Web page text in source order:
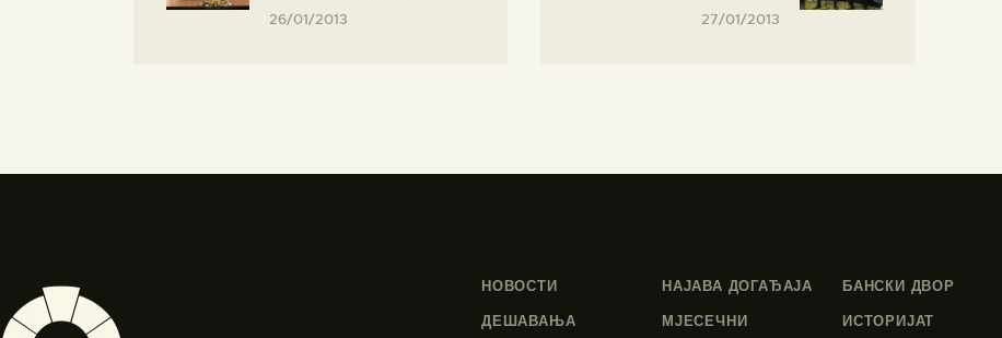
26/01/2013 27/01/2013
НОВОСТИ
ДЕШАВАЊА
НАЈАВА ДОГАЂАЈА
МЈЕСЕЧНИ
БАНСКИ ДВОР
ИСТОРИЈАТ